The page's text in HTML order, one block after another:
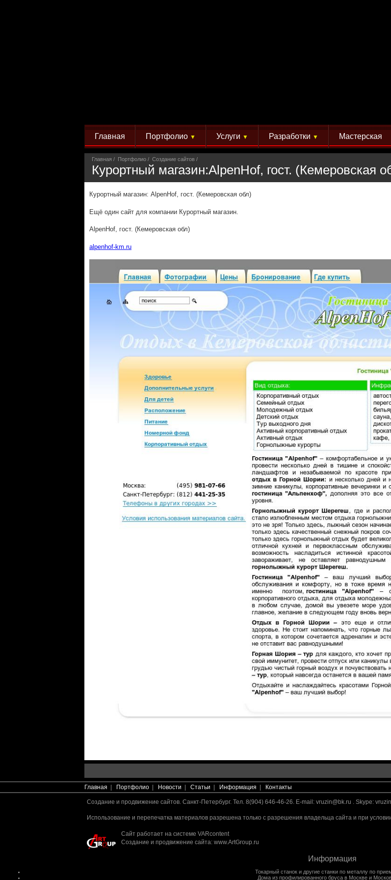
Главная Портфолио ▼ Услуги ▼ Разработки ▼ Мастерская
Главная Портфолио Создание сайтов
Курортный магазин:АlpenHof, гост. (Кемеровская
Курортный магазин: АlpenHof, гост. (Кемеровская обл)
Ещё один сайт для компании Курортный магазин.
АlpenHof, гост. (Кемеровская обл)
alpenhof-km.ru
Главная | Портфолио | Новости | Статьи | Информация | Контакты
Создание и продвижение сайтов. Санкт-Петербург. Тел. 8(904) 646-46-26. E-mail: vruzin@bk.ru . Skype: vruzin
Использование и перепечатка материалов разрешена только с разрешения владельца сайта и при
Сайт работает на системе VARcontent
Создание и продвижение сайта: www.ArtGroup.ru
Информация
Токарный станок и другие станки по металлу по
Дома из профилированного бруса в Москве и